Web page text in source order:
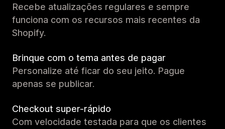
Recebe atualizações regulares e sempre
funciona com os recursos mais recentes da
Shopify.
Brinque com o tema antes de pagar
Personalize até ficar do seu jeito. Pague
apenas se publicar.
Checkout super-rápido
Com velocidade testada para que os clientes